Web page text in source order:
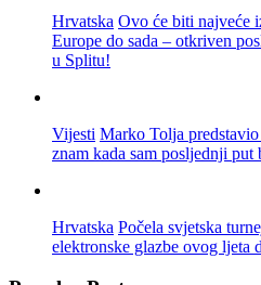
Hrvatska Ovo će biti najveće
Europe do sada – otkriven
u Splitu!
Vijesti Marko Tolja
znam kada sam posljednji
Hrvatska Počela svjetska
elektronske glazbe ovog ljeta